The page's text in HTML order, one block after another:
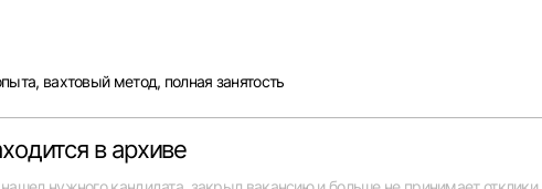
вахтовый метод, полная занятость
в архиве